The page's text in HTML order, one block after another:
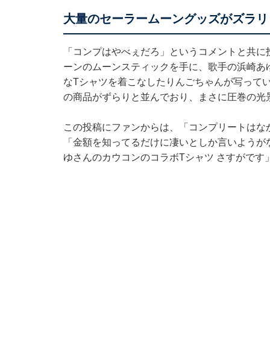
大量のセーラームーングッズがズラリ
「コンプはやべぇだろ」というコメントと共
ーンのムーンスティックを手に、歌手の浜崎
なTシャツを着こなしたりんごちゃんが写って
の商品がずらりと並んでおり、まさに圧巻の光
この投稿にファンからは、「コンプリートは
「金額を知ってるだけに凄いとしか言いよう
ゆさんのカウコンのコラボTシャツ さすがです